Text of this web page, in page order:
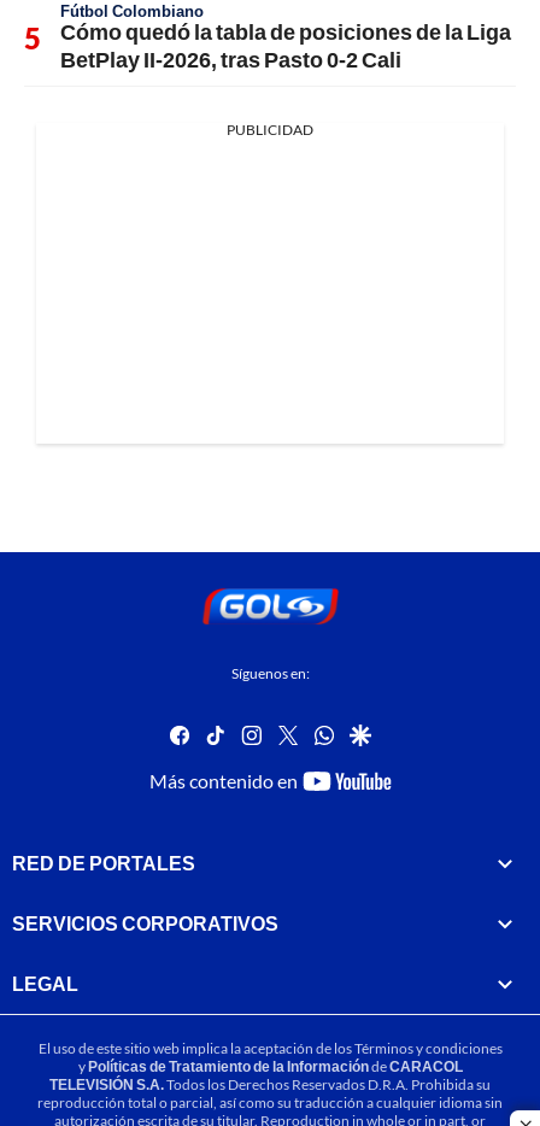
Fútbol Colombiano
Cómo quedó la tabla de posiciones de la Liga
BetPlay II-2026, tras Pasto 0-2 Cali
PUBLICIDAD
Síguenos en:
facebook
tiktok instagram
twitterwhatsapp
google
Más contenido en
youtube-
RED DE PORTALES
SERVICIOS CORPORATIVOS
LEGAL
El uso de este sitio web implica la aceptación de losTérminos y condiciones
yPolíticas de Tratamiento de la InformacióndeCARACOL
TELEVISIÓN S.A.Todos los Derechos Reservados D.R.A. Prohibida su
reproducción total o parcial, así como su traducción a cualquier idioma sin
autorización escrita de su titular. Reproduction in whole or in part, or